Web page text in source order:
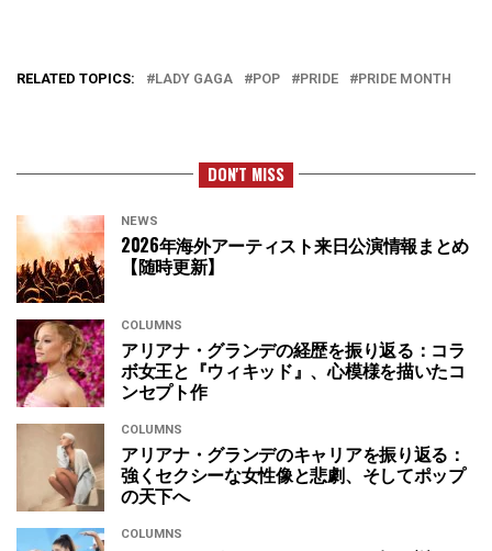
RELATED TOPICS: LADY GAGA POP PRIDE PRIDE MONTH
DON'T MISS
NEWS
2026年海外アーティスト来日公演情報まとめ
【随時更新】
COLUMNS
アリアナ・グランデの経歴を振り返る：コラ
ボ女王と『ウィキッド』、心模様を描いたコ
ンセプト作
COLUMNS
アリアナ・グランデのキャリアを振り返る：
強くセクシーな女性像と悲劇、そしてポップ
の天下へ
COLUMNS